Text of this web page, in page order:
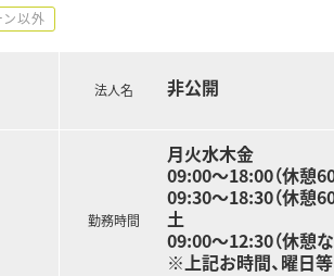
以外
法人名 非公開
勤務時間
月火水木金
09:00〜18:00（休憩60
09:30〜18:30（休憩60
土
09:00〜12:30（休憩な
※上記お時間、曜日